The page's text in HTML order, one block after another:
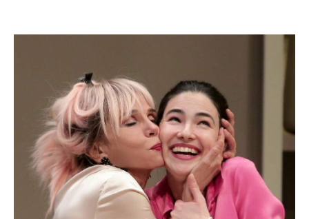
« Autopsie
d'un succès
avec l'autrice
de Drôle de
Genre »